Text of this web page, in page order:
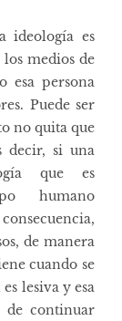
ideología es
medios de
esa persona
Puede ser
no quita que
decir, si una
que es
humano
de manera
cuando se
lesiva y esa
de continuar